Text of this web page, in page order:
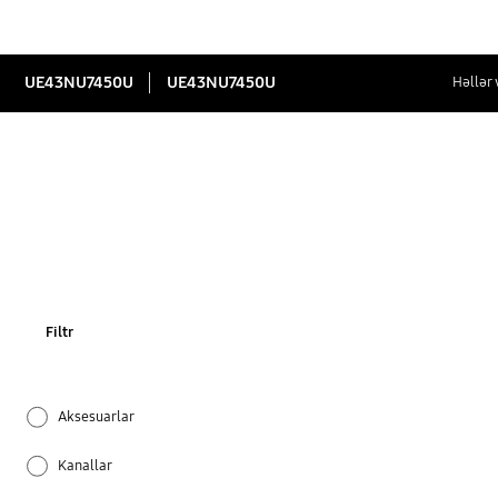
UE43NU7450U UE43NU7450U Həllər
Filtr
Aksesuarlar
Kanallar